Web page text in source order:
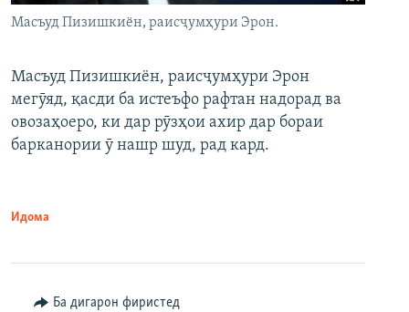
Масъуд Пизишкиён, раисҷумҳури Эрон.
Масъуд Пизишкиён, раисҷумҳури Эрон
мегӯяд, қасди ба истеъфо рафтан надорад ва
овозаҳоеро, ки дар рӯзҳои ахир дар бораи
барканории ӯ нашр шуд, рад кард.
Идома
Ба дигарон фиристед